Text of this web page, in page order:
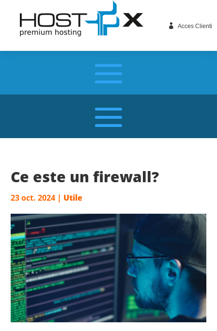
 Acces Clienti
Ce este un firewall?
23 oct. 2024 | Utile